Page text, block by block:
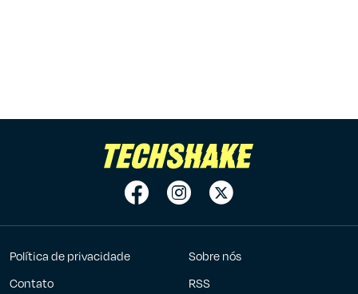
Política de privacidade
Sobre nós
Contato
RSS